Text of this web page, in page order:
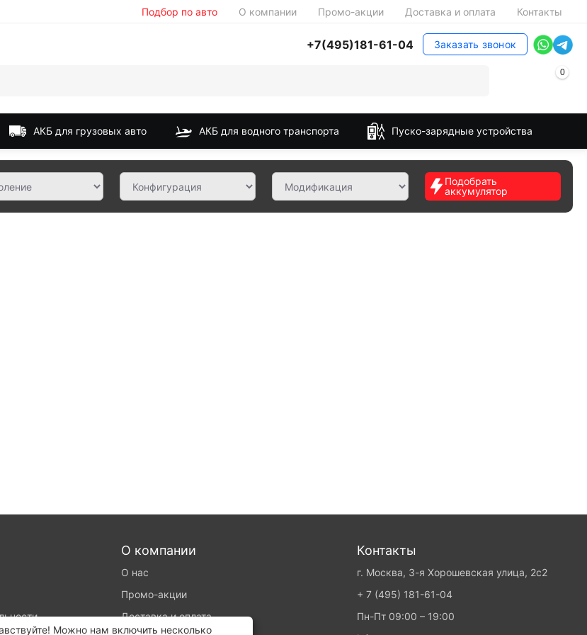
Подбор по авто О компании Промо-акции Доставка и оплата Контакты
+7(495)181-61-04 Заказать звонок
0
АКБ для грузовых авто АКБ для водного транспорта Пуско-зарядные устройства
Подобрать
аккумулятор
О компании
О нас
Промо-акции
Доставка и оплата
Контакты
г. Москва, 3-я Хорошевская улица, 2с2
+ 7 (495) 181-61-04
Пн-Пт 09:00 – 19:00
Можно нам включить несколько